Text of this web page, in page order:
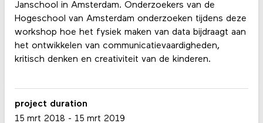
Janschool in Amsterdam. Onderzoekers van de
Hogeschool van Amsterdam onderzoeken tijdens deze
workshop hoe het fysiek maken van data bijdraagt aan
het ontwikkelen van communicatievaardigheden,
kritisch denken en creativiteit van de kinderen.
project duration
15 mrt 2018 - 15 mrt 2019